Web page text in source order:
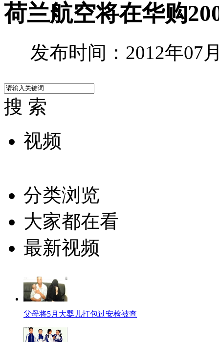
荷兰航空将在华购
发布时间：2012年07
搜 索
视频
分类浏览
大家都在看
最新视频
父母将5月大婴儿打包过安检被查